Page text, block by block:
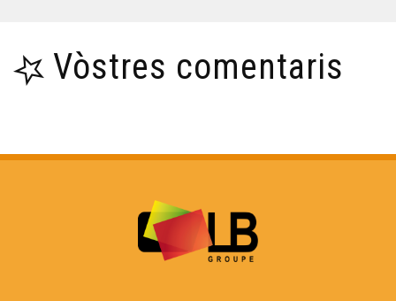
Los circuits bracs en Bigòrra - Reportatge
Juranson : l'annada d'un vinhèr - Reportatge
Vòstres comentaris